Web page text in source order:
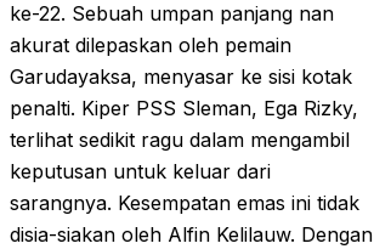
ke-22. Sebuah umpan panjang nan
akurat dilepaskan oleh pemain
Garudayaksa, menyasar ke sisi kotak
penalti. Kiper PSS Sleman, Ega Rizky,
terlihat sedikit ragu dalam mengambil
keputusan untuk keluar dari
sarangnya. Kesempatan emas ini tidak
disia-siakan oleh Alfin Kelilauw. Dengan